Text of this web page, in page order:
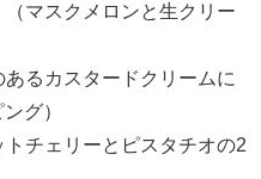
マスクメロンと生クリー
るカスタードクリームに
グ）
チェリーとピスタチオの2